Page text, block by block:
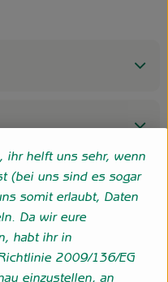
ihr helft uns sehr, wenn
(bei uns sind es sogar
somit erlaubt, Daten
Da wir eure
habt ihr in
2009/136/EG